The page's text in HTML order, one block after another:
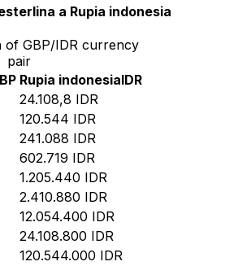
a Rupia indonesia
of GBP/IDR currency
pair
Rupia indonesiaIDR
24.108,8 IDR
120.544 IDR
241.088 IDR
602.719 IDR
1.205.440 IDR
2.410.880 IDR
12.054.400 IDR
24.108.800 IDR
120.544.000 IDR